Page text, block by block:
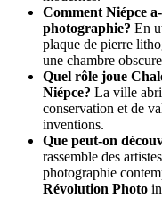
Comment Niépce
photographie? En
plaque de pierre
une chambre
Quel rôle joue
Niépce? La ville
conservation et de
inventions.
Que peut-on
rassemble des
photographie
Révolution Photo